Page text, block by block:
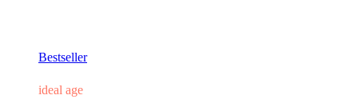
Bestseller
ideal age